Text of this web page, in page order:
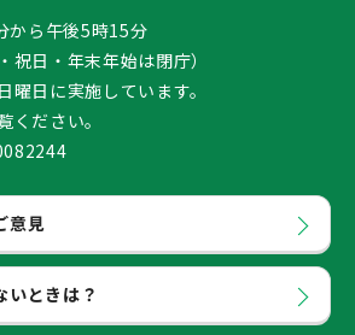
ら午後5時15分
祝日・年末年始は閉庁）
曜日に実施しています。
ください。
意見
いときは？